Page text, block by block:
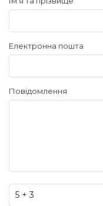
Електронна пошта
Повідомлення